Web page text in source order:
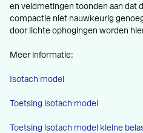
en veldmetingen toonden aan dat
compactie niet nauwkeurig
door lichte ophogingen worden
Meer informatie:
Isotach model
Toetsing isotach model
Toetsing isotach model kleine